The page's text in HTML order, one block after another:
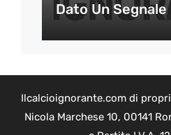
Dato Un Segnale
Ilcalcioignorante.com di
Nicola Marchese 10, 00141